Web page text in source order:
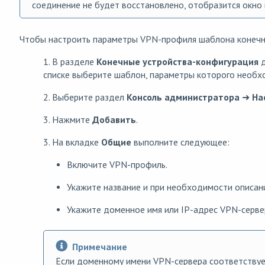
соединение не будет восстановлено, отобразится
Чтобы настроить параметры VPN-профиля шаблона
1. В разделе Конечные устройства-конфигурация
списке выберите шаблон, параметры которого
2. Выберите раздел Консоль администратора ➜
3. Нажмите Добавить.
3. На вкладке Общие выполните следующее:
Включите VPN-профиль.
Укажите название и при необходимости
Укажите доменное имя или IP-адрес VPN-
Примечание
Если доменному имени VPN-сервера